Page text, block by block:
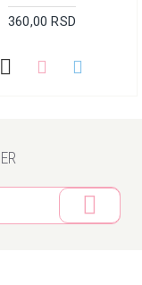
360,00 RSD